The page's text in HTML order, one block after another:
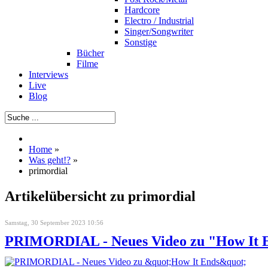
Hardcore
Electro / Industrial
Singer/Songwriter
Sonstige
Bücher
Filme
Interviews
Live
Blog
Home »
Was geht!? »
primordial
Artikelübersicht zu primordial
Samstag, 30 September 2023 10:56
PRIMORDIAL - Neues Video zu "How It